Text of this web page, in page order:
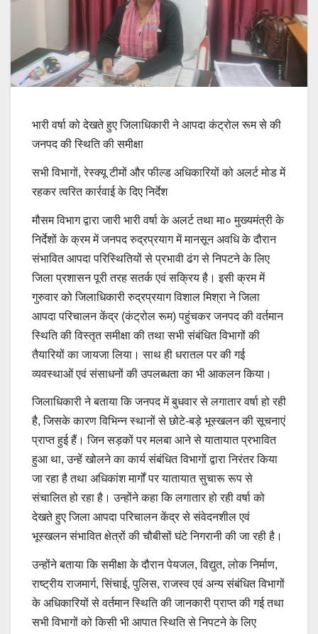
भारी वर्षा को देखते हुए जिलाधिकारी ने आपदा कंट्रोल रूम से की
जनपद की स्थिति की समीक्षा
सभी विभागों, रेस्क्यू टीमों और फील्ड अधिकारियों को अलर्ट मोड में
रहकर त्वरित कार्रवाई के दिए निर्देश
मौसम विभाग द्वारा जारी भारी वर्षा के अलर्ट तथा मा० मुख्यमंत्री के
निर्देशों के क्रम में जनपद रुद्रप्रयाग में मानसून अवधि के दौरान
संभावित आपदा परिस्थितियों से प्रभावी ढंग से निपटने के लिए
जिला प्रशासन पूरी तरह सतर्क एवं सक्रिय है। इसी क्रम में
गुरुवार को जिलाधिकारी रुद्रप्रयाग विशाल मिश्रा ने जिला
आपदा परिचालन केंद्र (कंट्रोल रूम) पहुंचकर जनपद की वर्तमान
स्थिति की विस्तृत समीक्षा की तथा सभी संबंधित विभागों की
तैयारियों का जायजा लिया। साथ ही धरातल पर की गई
व्यवस्थाओं एवं संसाधनों की उपलब्धता का भी आकलन किया।
जिलाधिकारी ने बताया कि जनपद में बुधवार से लगातार वर्षा हो रही
है, जिसके कारण विभिन्न स्थानों से छोटे-बड़े भूस्खलन की सूचनाएं
प्राप्त हुई हैं। जिन सड़कों पर मलबा आने से यातायात प्रभावित
हुआ था, उन्हें खोलने का कार्य संबंधित विभागों द्वारा निरंतर किया
जा रहा है तथा अधिकांश मार्गों पर यातायात सुचारू रूप से
संचालित हो रहा है। उन्होंने कहा कि लगातार हो रही वर्षा को
देखते हुए जिला आपदा परिचालन केंद्र से संवेदनशील एवं
भूस्खलन संभावित क्षेत्रों की चौबीसों घंटे निगरानी की जा रही है।
उन्होंने बताया कि समीक्षा के दौरान पेयजल, विद्युत, लोक निर्माण,
राष्ट्रीय राजमार्ग, सिंचाई, पुलिस, राजस्व एवं अन्य संबंधित विभागों
के अधिकारियों से वर्तमान स्थिति की जानकारी प्राप्त की गई तथा
सभी विभागों को किसी भी आपात स्थिति से निपटने के लिए